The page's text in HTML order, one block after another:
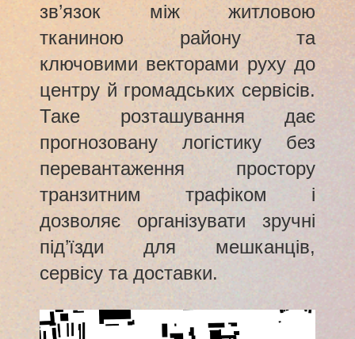
зв’язок між житловою
тканиною району та
ключовими векторами руху до
центру й громадських сервісів.
Таке розташування дає
прогнозовану логістику без
перевантаження простору
транзитним трафіком і
дозволяє організувати зручні
під’їзди для мешканців,
сервісу та доставки.